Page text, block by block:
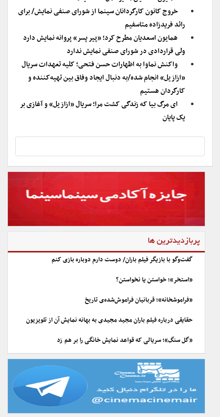
خروج کانون کارگردانان سینما از شورای صنفی نمایش/ برای
رائد فریدزاده متاسفیم
همایون اسعدیان مطرح کرد؛ «پیر پسر» پروانه نمایش دارد
ولی قراردادی در شورای صنفی نمایش ندارد
واکنش نماوا به اظهارات حسن فتحی؛ کلیه تعهدات سریال
«ازازیل» انجام شده/به دنبال ایجاد وفاق بین تهیه‌کننده و
کارگردان هستیم
ای مرگ بیا که زندگی کشت مرا؛ سریال «ازازیل» و آغازی بر
یک پایان
پربازدیدترین ها
گفت‌وگو با بازیگر فیلم باران/ دوست دارم دوباره بازی کنم
«استخر»؛ خواستن یا نخواستن؟
«فراموشخانه»؛ قربانیان فراموش‌شده‌ی تاریخ
حقایقی درباره فیلم باران مجید مجیدی به بهانه نمایش آن از تلویزیون
«گل سنگ»؛ سریالی که قواعد نمایش خانگی را بر هم زد